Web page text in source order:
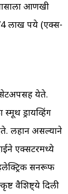
आणखी
लाख रुपये (एक्स-
सेटअपसह येते.
ड्रायव्हिंग
लहान असल्याने
एक्सटरमध्ये
सनरूफ
वैशिष्ट्ये दिली